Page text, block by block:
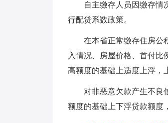
自主缴存人员因缴存情
行配贷系数政策。
在本省正常缴存住房公
入情况、房屋价格、首付
高额度的基础上适度上浮，
对非恶意欠款产生不良
额度的基础上下浮贷款额度